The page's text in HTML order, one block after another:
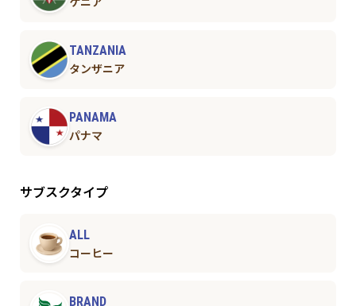
ケニア
TANZANIA
タンザニア
PANAMA
パナマ
サブスクタイプ
ALL
コーヒー
BRAND